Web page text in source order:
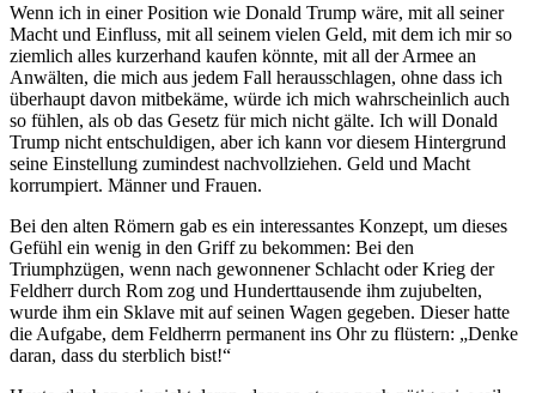
Wenn ich in einer Position wie Donald Trump wäre, mit all seiner
Macht und Einfluss, mit all seinem vielen Geld, mit dem ich mir so
ziemlich alles kurzerhand kaufen könnte, mit all der Armee an
Anwälten, die mich aus jedem Fall herausschlagen, ohne dass ich
überhaupt davon mitbekäme, würde ich mich wahrscheinlich auch
so fühlen, als ob das Gesetz für mich nicht gälte. Ich will Donald
Trump nicht entschuldigen, aber ich kann vor diesem Hintergrund
seine Einstellung zumindest nachvollziehen. Geld und Macht
korrumpiert. Männer und Frauen.
Bei den alten Römern gab es ein interessantes Konzept, um dieses
Gefühl ein wenig in den Griff zu bekommen: Bei den
Triumphzügen, wenn nach gewonnener Schlacht oder Krieg der
Feldherr durch Rom zog und Hunderttausende ihm zujubelten,
wurde ihm ein Sklave mit auf seinen Wagen gegeben. Dieser hatte
die Aufgabe, dem Feldherrn permanent ins Ohr zu flüstern: „Denke
daran, dass du sterblich bist!“